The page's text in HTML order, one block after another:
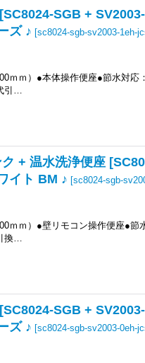
SGB +
ズ ♪ [sc8024-sgb-sv2003-1eh-
ｍｍ）●本体操作便座●節水対
引…
+ 温水洗浄便座
イト BM ♪ [sc8024-sgb-
ｍｍ）●壁リモコン操作便座●
換…
SGB +
ズ ♪ [sc8024-sgb-sv2003-0eh-